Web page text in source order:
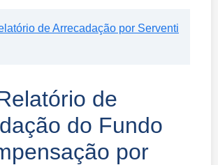
de Arrecadação por Serventi
de
do Fundo
por